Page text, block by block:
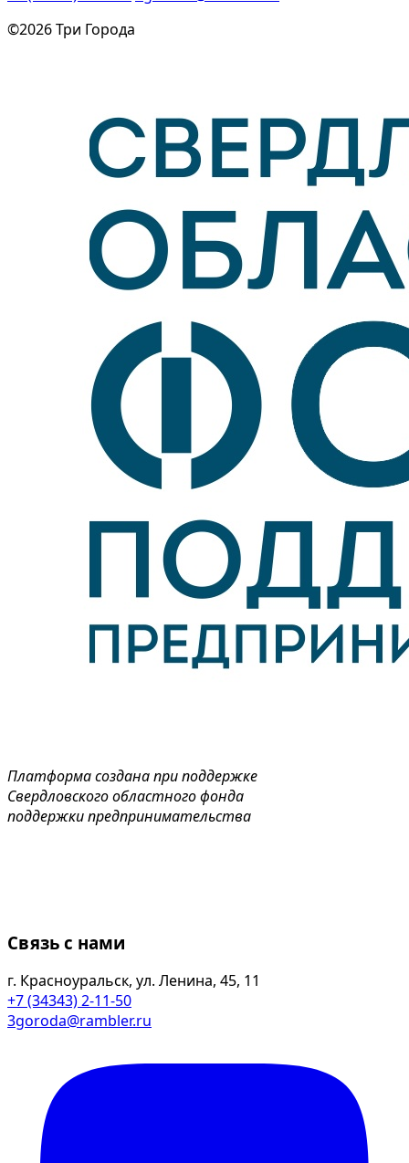
©2026 Три Города
Платформа создана при поддержке
Свердловского областного фонда
поддержки предпринимательства
Связь с нами
г. Красноуральск, ул. Ленина, 45, 11
+7 (34343) 2-11-50
3goroda@rambler.ru